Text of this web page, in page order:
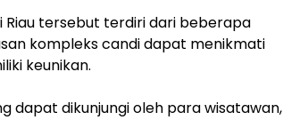
Riau tersebut terdiri dari beberapa
kompleks candi dapat menikmati
keunikan.
dapat dikunjungi oleh para wisatawan,